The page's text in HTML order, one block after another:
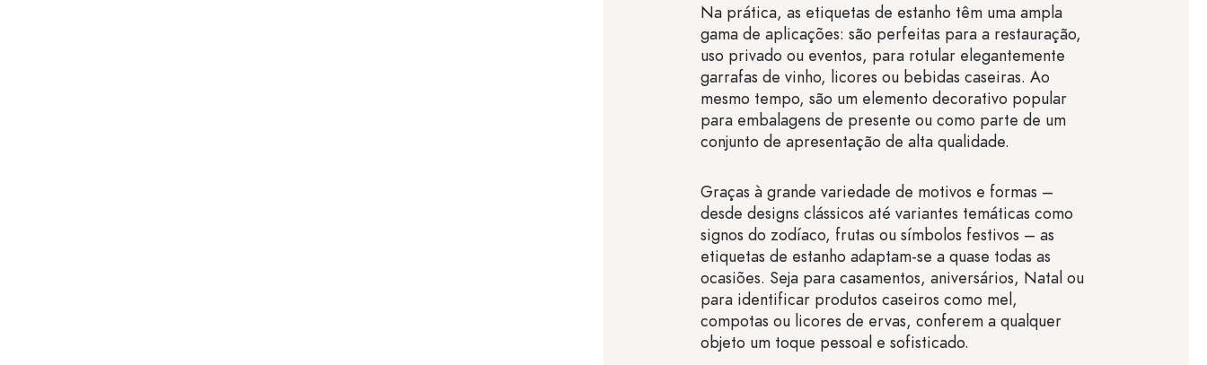
Na prática, as etiquetas de estanho têm uma ampla
gama de aplicações: são perfeitas para a restauração,
uso privado ou eventos, para rotular elegantemente
garrafas de vinho, licores ou bebidas caseiras. Ao
mesmo tempo, são um elemento decorativo popular
para embalagens de presente ou como parte de um
conjunto de apresentação de alta qualidade.
Graças à grande variedade de motivos e formas –
desde designs clássicos até variantes temáticas como
signos do zodíaco, frutas ou símbolos festivos – as
etiquetas de estanho adaptam-se a quase todas as
ocasiões. Seja para casamentos, aniversários, Natal ou
para identificar produtos caseiros como mel,
compotas ou licores de ervas, conferem a qualquer
objeto um toque pessoal e sofisticado.